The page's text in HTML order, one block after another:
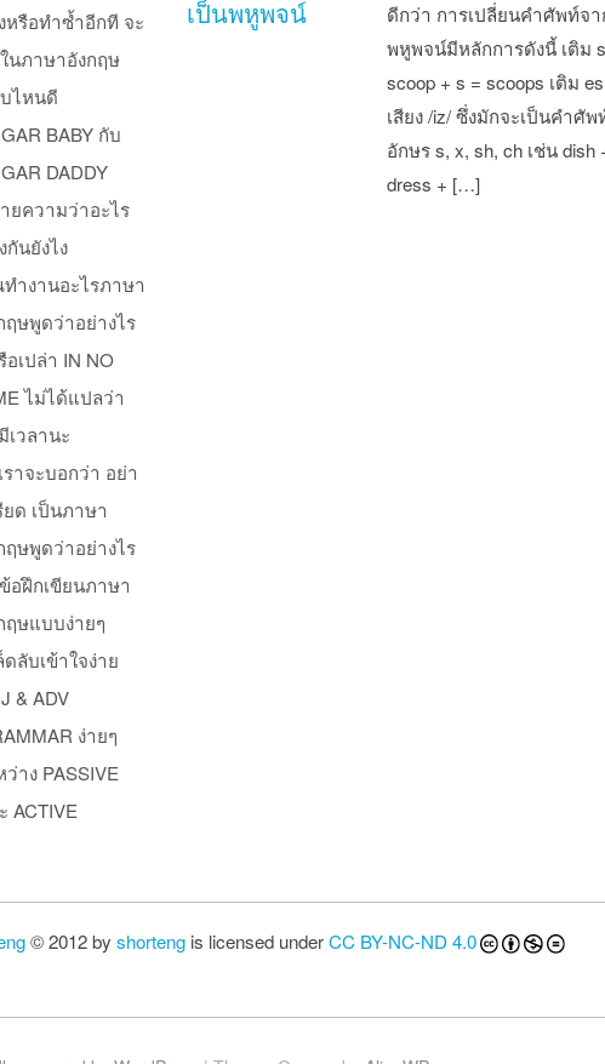
เป็นพหูพจน์
ดีกว่า การเปลี่ยนคำศัพท์จา
พหูพจน์มีหลักการดังนี้ เติม
scoop + s = scoops เติม
เสียง /iz/ ซึ่งมักจะเป็นคำศั
อักษร s, x, sh, ch เช่น dish
dress + […]
หรือทำซ้ำอีกที จะ
นภาษาอังกฤษ
ไหนดี
BABY กับ
DADDY
ยความว่าอะไร
กันยังไง
ำงานอะไรภาษา
ฤษพูดว่าอย่างไร
อเปล่า IN NO
ไม่ได้แปลว่า
เวลานะ
ราจะบอกว่า อย่า
ยด เป็นภาษา
ฤษพูดว่าอย่างไร
อฝึกเขียนภาษา
ฤษแบบง่ายๆ
ดลับเข้าใจง่าย
& ADV
ง่ายๆ
ว่าง PASSIVE
ACTIVE
© 2012 by shorteng is licensed underCC BY-NC-ND 4.0